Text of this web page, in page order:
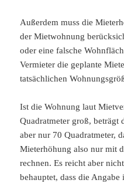
Außerdem muss die
der Mietwohnung
oder eine falsche
Vermieter die geplante
tatsächlichen
Ist die Wohnung laut
Quadratmeter groß,
aber nur 70 Quadratmeter,
Mieterhöhung also nur mit
rechnen. Es reicht aber
behauptet, dass die